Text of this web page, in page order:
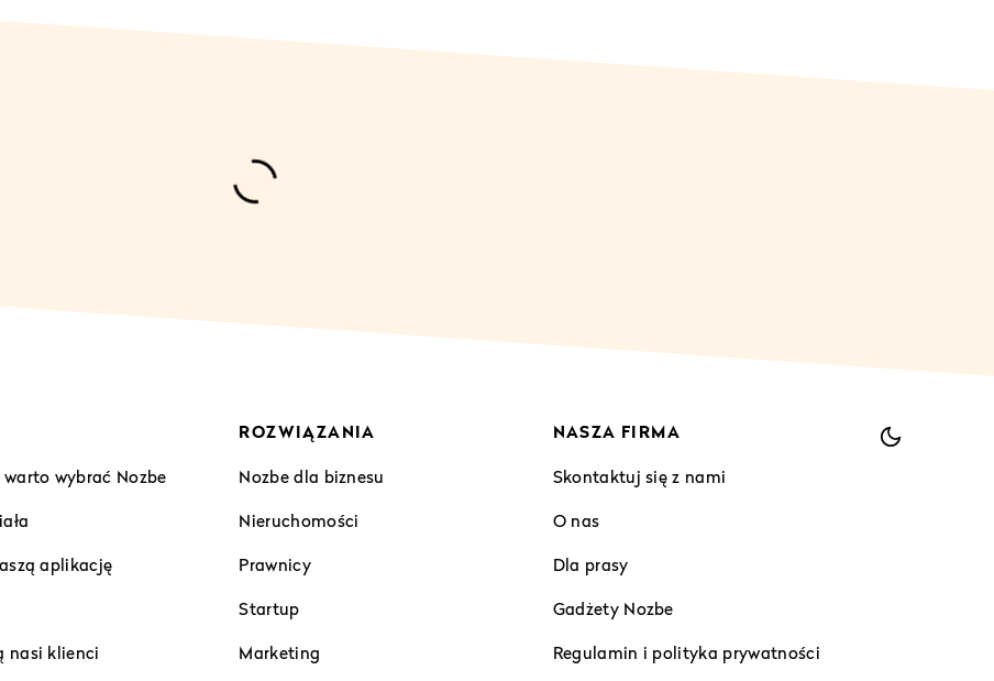
warto wybrać Nozbe
aplikację
nasi klienci
ROZWIĄZANIA
Nozbe dla biznesu
Nieruchomości
Prawnicy
Startup
Marketing
NASZA FIRMA
Skontaktuj się z nami
O nas
Dla prasy
Gadżety Nozbe
Regulamin i polityka prywatności